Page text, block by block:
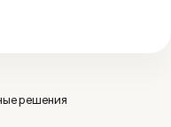
решения